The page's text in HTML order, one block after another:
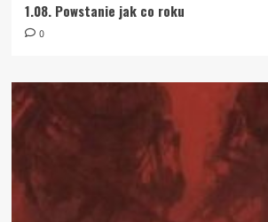
1.08. Powstanie jak co roku
0